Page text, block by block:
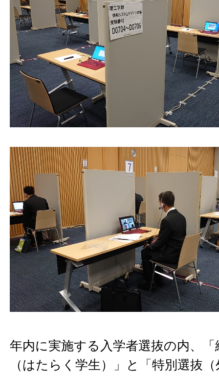
年内に実施する入学者選抜の内、「
（はたらく学生）」と「特別選抜